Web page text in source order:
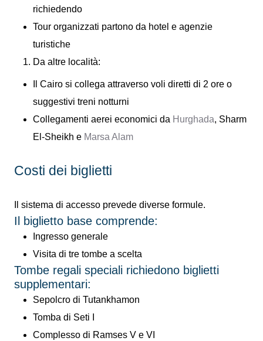
richiedendo
Tour organizzati partono da hotel e agenzie
turistiche
Da altre località:
Il Cairo si collega attraverso voli diretti di 2 ore o
suggestivi treni notturni
Collegamenti aerei economici da Hurghada, Sharm
El-Sheikh e Marsa Alam
Costi dei biglietti
Il sistema di accesso prevede diverse formule.
Il biglietto base comprende:
Ingresso generale
Visita di tre tombe a scelta
Tombe regali speciali richiedono biglietti
supplementari:
Sepolcro di Tutankhamon
Tomba di Seti I
Complesso di Ramses V e VI